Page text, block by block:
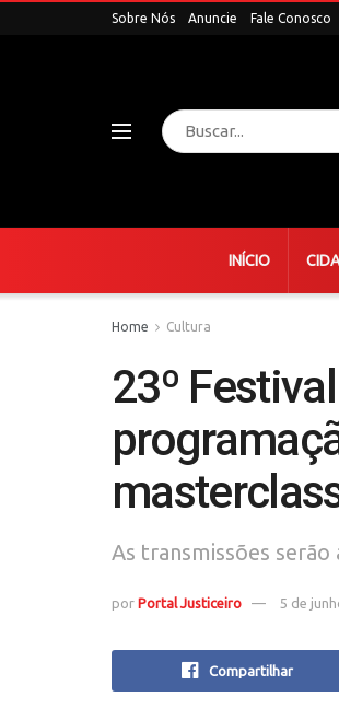
Sobre Nós Anuncie Fale Conosco
INÍCIO
Home Cultura
23º
As transmissões
por Portal Justiceiro 5 de
Compartilhar